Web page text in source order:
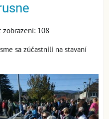
zobrazení: 108
sa zúčastnili na stavaní